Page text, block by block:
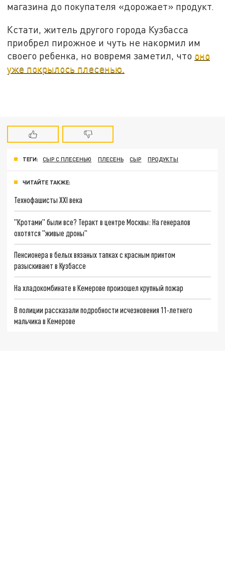
магазина до покупателя «дорожает» продукт.
Кстати, житель другого города Кузбасса
приобрел пирожное и чуть не накормил им
своего ребенка, но вовремя заметил, что оно
уже покрылось плесенью.
ТЕГИ: СЫР С ПЛЕСЕНЬЮ ПЛЕСЕНЬ СЫР ПРОДУКТЫ
ЧИТАЙТЕ ТАКЖЕ:
Технофашисты XXI века
"Кротами" были все? Теракт в центре Москвы: На генералов
охотятся "живые дроны"
Пенсионера в белых вязаных тапках с красным принтом
разыскивают в Кузбассе
На хладокомбинате в Кемерове произошел крупный пожар
В полиции рассказали подробности исчезновения 11-летнего
мальчика в Кемерове